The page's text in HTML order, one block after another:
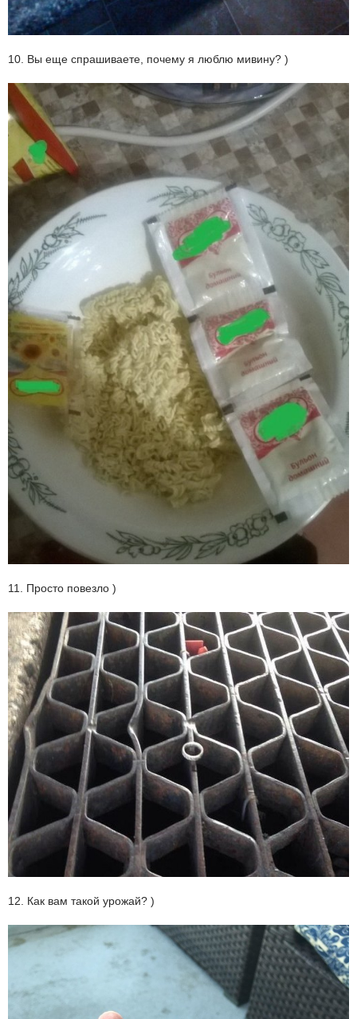
10. Вы еще спрашиваете, почему я люблю мивину? )
11. Просто повезло )
12. Как вам такой урожай? )